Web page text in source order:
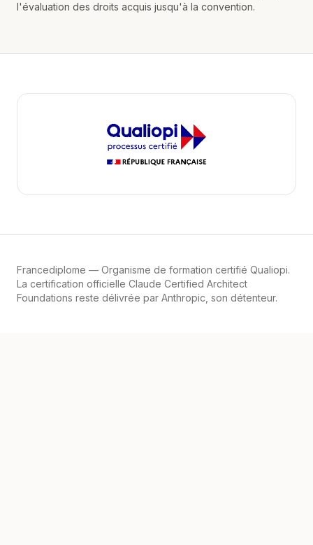
l'évaluation des droits acquis jusqu'à la convention.
Francediplome — Organisme de formation certifié Qualiopi.
La certification officielle Claude Certified Architect
Foundations reste délivrée par Anthropic, son détenteur.